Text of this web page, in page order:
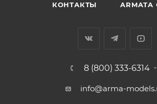
КОНТАКТЫ ARMATA
8 (800) 333-6314
info@arma-